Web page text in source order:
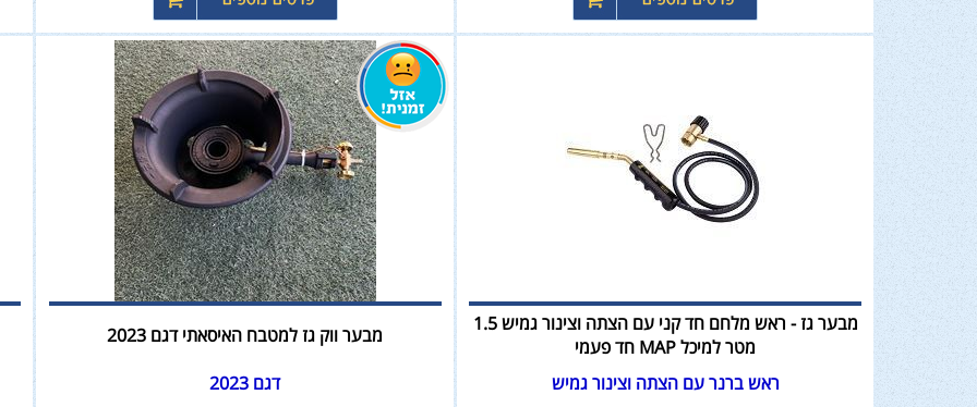
מבער גז - ראש מלחם חד קני עם הצתה וצינור גמיש 1.5
מטר למיכל MAP חד פעמי
ראש ברנר עם הצתה וצינור גמיש
מבער ווק גז למטבח האיסאתי דגם 2023
דגם 2023